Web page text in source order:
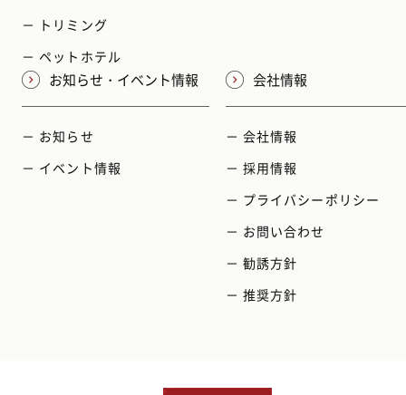
－ トリミング
－ ペットホテル
お知らせ・イベント情報
－ お知らせ
－ イベント情報
会社情報
－ 会社情報
－ 採用情報
－ プライバシーポリシー
－ お問い合わせ
－ 勧誘方針
－ 推奨方針